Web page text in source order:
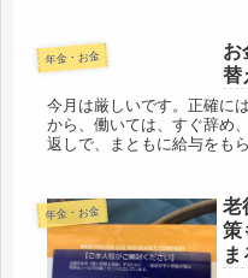
年金・お金
お
替
今月は厳しいです。正確に
から、働いては、すぐ辞め
返しで、まともに給与をも
年金・お金
老
策